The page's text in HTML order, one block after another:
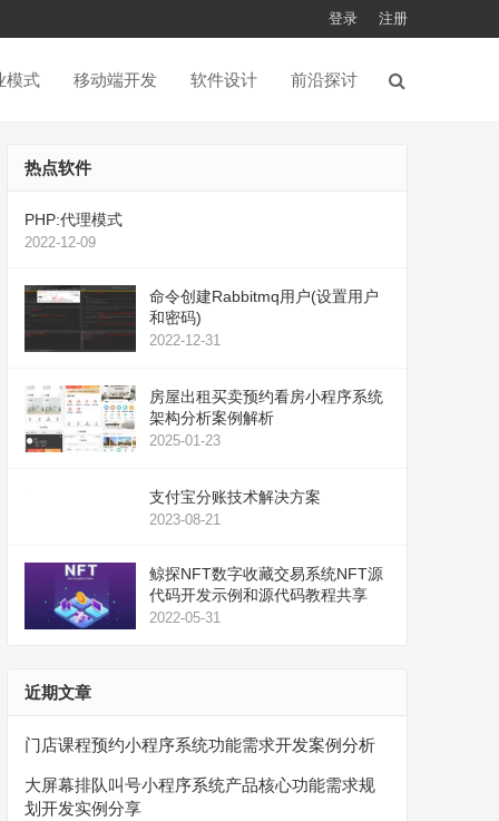
登录 注册
模式 移动端开发 软件设计 前沿探讨
热点软件
PHP:代理模式
2022-12-09
命令创建Rabbitmq用户(设置用户
和密码)
2022-12-31
房屋出租买卖预约看房小程序系统
架构分析案例解析
2025-01-23
支付宝分账技术解决方案
2023-08-21
鲸探NFT数字收藏交易系统NFT源
代码开发示例和源代码教程共享
2022-05-31
近期文章
门店课程预约小程序系统功能需求开发案例分析
大屏幕排队叫号小程序系统产品核心功能需求规
划开发实例分享